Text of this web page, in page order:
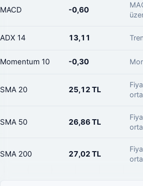
MACD -0,60
ADX 14 13,11
Momentum 10 -0,30
SMA 20 25,12 TL
SMA 50 26,86 TL
SMA 200 27,02 TL